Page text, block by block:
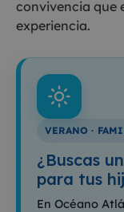
convivencia que
experiencia.
VERANO ·
¿Buscas
para tus
En Océano